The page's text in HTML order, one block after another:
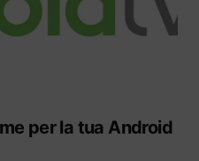
per la tua Android